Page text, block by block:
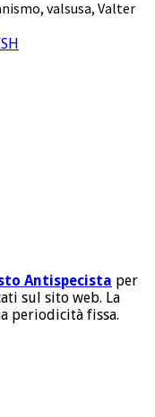
, valsusa, Valter
Antispecista per
sul sito web. La
periodicità fissa.